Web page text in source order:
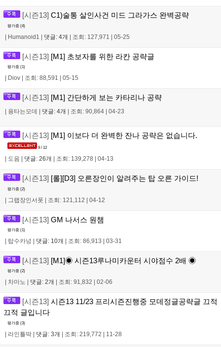
[시즌13] C1)술통 살인사건 미드 그라가스 완벽공략
평가중 (4)
| Humanoid1 | 댓글: 4개 | 조회: 127,971 | 05-25
[시즌13] [M1] 초보자를 위한 라칸 공략글
평가중 (1)
| Diov | 조회: 88,591 | 05-15
[시즌13] [M1] 간단하게 보는 카타리나 공략
| 용타는모데 | 댓글: 4개 | 조회: 90,864 | 04-23
[시즌13] [M1] 이보다 더 완벽한 잔나 공략은 없습니다.
9 / 12
도음 댓글: 26개 조회: 139,278 04-13
[시즌13] [롤][D3] 오른장인이 알려주는 탑 오른 가이드!
평가중 (2)
| 그랩장인서폿 | 조회: 121,112 | 04-12
[시즌13] GM 나서스 원챔
평가중 (1)
탑수카넝 댓글: 10개 조회: 86,913 03-31
[시즌13] [M1]◉ 시즌13루나미카운터 시야점수 2배 ◉
평가중 (2)
차마노 댓글: 2개 조회: 91,832 02-06
[시즌13] 시즌13 11/23 프리시즌진행중 모데정글공략글 끄적
끄적 글입니다
평가중 (3)
| 라인틀딱 | 댓글: 3개 | 조회: 219,772 | 11-28